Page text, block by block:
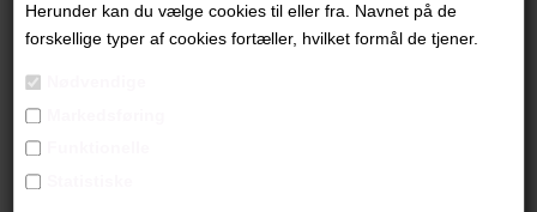
Herunder kan du vælge cookies til eller fra. Navnet på de
forskellige typer af cookies fortæller, hvilket formål de tjener.
4.500,00DKK
"Duften af sommer"